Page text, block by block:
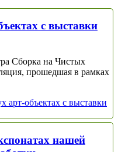
с выставки
Сборка на Чистых
прошедшая в рамках
арт-объектах с выставки
нашей